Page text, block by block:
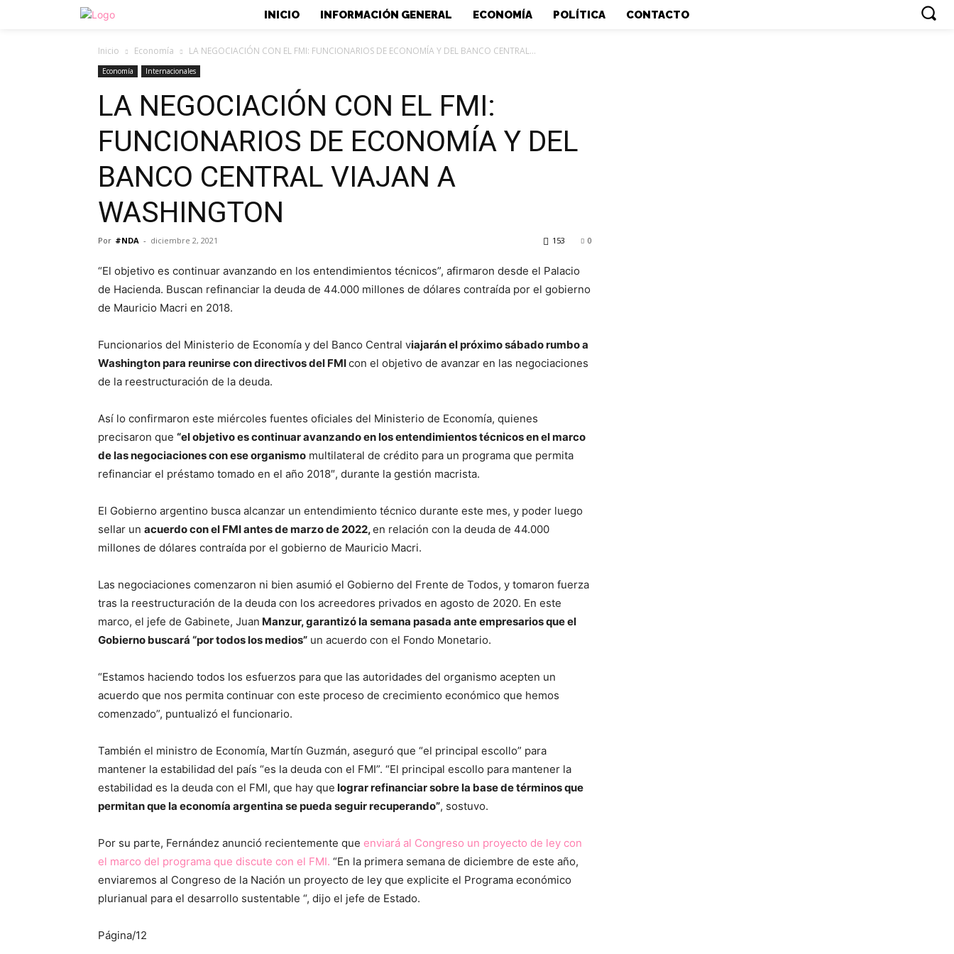
INICIO INFORMACIÓN GENERAL ECONOMÍA POLÍTICA CONTACTO
Inicio Economía LA NEGOCIACIÓN CON EL FMI: FUNCIONARIOS DE ECONOMÍA Y DEL BANCO CENTRAL...
Economía Internacionales
LA NEGOCIACIÓN CON EL FMI:
FUNCIONARIOS DE ECONOMÍA Y DEL
BANCO CENTRAL VIAJAN A
WASHINGTON
Por #NDA - diciembre 2, 2021 0
153
“El objetivo es continuar avanzando en los entendimientos técnicos”, afirmaron desde el Palacio
de Hacienda. Buscan refinanciar la deuda de 44.000 millones de dólares contraída por el gobierno
de Mauricio Macri en 2018.
Funcionarios del Ministerio de Economía y del Banco Central viajarán el próximo sábado rumbo a
Washington para reunirse con directivos del FMIcon el objetivo de avanzar en las negociaciones
de la reestructuración de la deuda.
Así lo confirmaron este miércoles fuentes oficiales del Ministerio de Economía, quienes
precisaron que “el objetivo es continuar avanzando en los entendimientos técnicos en el marco
de las negociaciones con ese organismo multilateral de crédito para un programa que permita
refinanciar el préstamo tomado en el año 2018″, durante la gestión macrista.
El Gobierno argentino busca alcanzar un entendimiento técnico durante este mes, y poder luego
sellar un acuerdo con el FMI antes de marzo de 2022,en relación con la deuda de 44.000
millones de dólares contraída por el gobierno de Mauricio Macri.
Las negociaciones comenzaron ni bien asumió el Gobierno del Frente de Todos, y tomaron fuerza
tras la reestructuración de la deuda con los acreedores privados en agosto de 2020. En este
marco, el jefe de Gabinete, Juan Manzur, garantizó la semana pasada ante empresarios que el
Gobierno buscará “por todos los medios” un acuerdo con el Fondo Monetario.
“Estamos haciendo todos los esfuerzos para que las autoridades del organismo acepten un
acuerdo que nos permita continuar con este proceso de crecimiento económico que hemos
comenzado”, puntualizó el funcionario.
También el ministro de Economía, Martín Guzmán, aseguró que “el principal escollo” para
mantener la estabilidad del país “es la deuda con el FMI”. “El principal escollo para mantener la
estabilidad es la deuda con el FMI, que hay que lograr refinanciar sobre la base de términos que
permitan que la economía argentina se pueda seguir recuperando”, sostuvo.
Por su parte, Fernández anunció recientemente que enviará al Congreso un proyecto de ley con
el marco del programa que discute con el FMI. “En la primera semana de diciembre de este año,
enviaremos al Congreso de la Nación un proyecto de ley que explicite el Programa económico
plurianual para el desarrollo sustentable “, dijo el jefe de Estado.
Página/12